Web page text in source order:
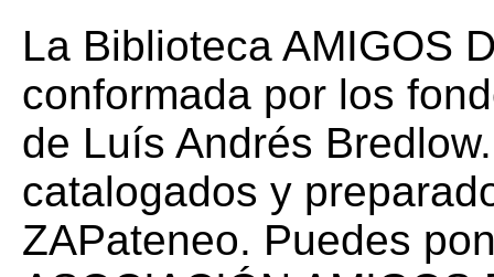
La Biblioteca AMIGOS
conformada por los
de Luís Andrés
catalogados y
ZAPateneo. Puedes